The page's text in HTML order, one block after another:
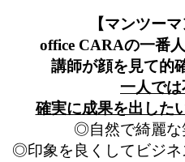
【マンツー
office CARAの一番
講師が顔を見て的
一人で
確実に成果を出した
◎自然で綺麗な
◎印象を良くしてビジ